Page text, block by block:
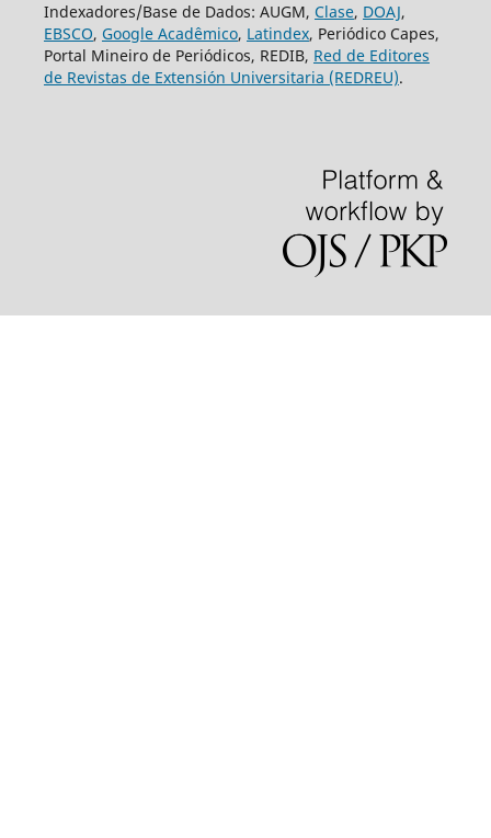
Indexadores/Base de Dados: AUGM, Clase, DOAJ,
EBSCO, Google Acadêmico, Latindex, Periódico Capes,
Portal Mineiro de Periódicos, REDIB, Red de Editores
de Revistas de Extensión Universitaria (REDREU).